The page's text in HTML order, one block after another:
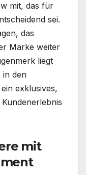
mit, das für
sei.
das
Marke weiter
liegt
in den
exklusives,
mit